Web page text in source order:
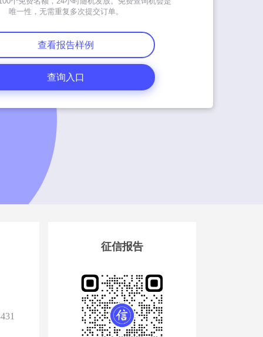
唯一性，无需重复多次提交订单。
查看报告样例
查询入口
征信报告